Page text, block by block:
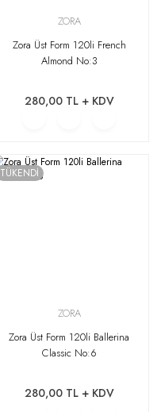
ZORA
Zora Üst Form 120li French
Almond No:3
280,00 TL + KDV
TÜKENDİ
ZORA
Zora Üst Form 120li Ballerina
Classic No:6
280,00 TL + KDV